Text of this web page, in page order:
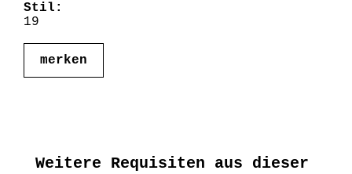
Stil:
19
merken
Weitere Requisiten aus dieser